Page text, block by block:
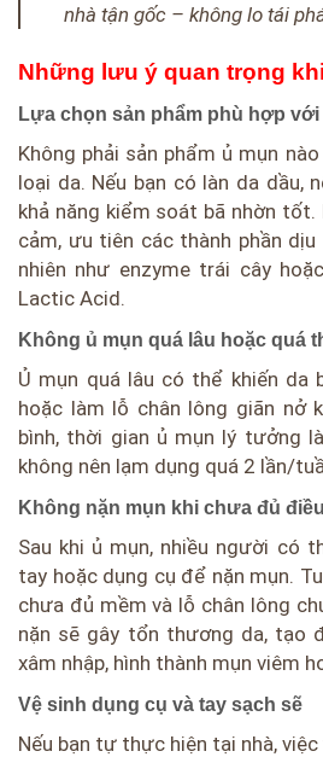
nhà tận gốc – không lo tái
Những lưu ý quan trọng
Lựa chọn sản phẩm phù hợp với
Không phải sản phẩm ủ mụn
loại da. Nếu bạn có làn da dầu,
khả năng kiểm soát bã nhờn tốt.
cảm, ưu tiên các thành phần
nhiên như enzyme trái cây
Lactic Acid.
Không ủ mụn quá lâu hoặc quá
Ủ mụn quá lâu có thể khiến da
hoặc làm lỗ chân lông giãn nở
bình, thời gian ủ mụn lý tưởng
không nên lạm dụng quá 2 lần/
Không nặn mụn khi chưa đủ
Sau khi ủ mụn, nhiều người có
tay hoặc dụng cụ để nặn mụn.
chưa đủ mềm và lỗ chân lông
nặn sẽ gây tổn thương da, tạo
xâm nhập, hình thành mụn viêm
Vệ sinh dụng cụ và tay sạch sẽ
Nếu bạn tự thực hiện tại nhà,